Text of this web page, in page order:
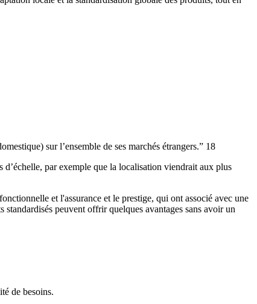
sur l’ensemble de ses marchés étrangers.” 18
d’échelle, par exemple que la localisation viendrait aux plus
et l'assurance et le prestige, qui ont associé avec une
peuvent offrir quelques avantages sans avoir un
de besoins.